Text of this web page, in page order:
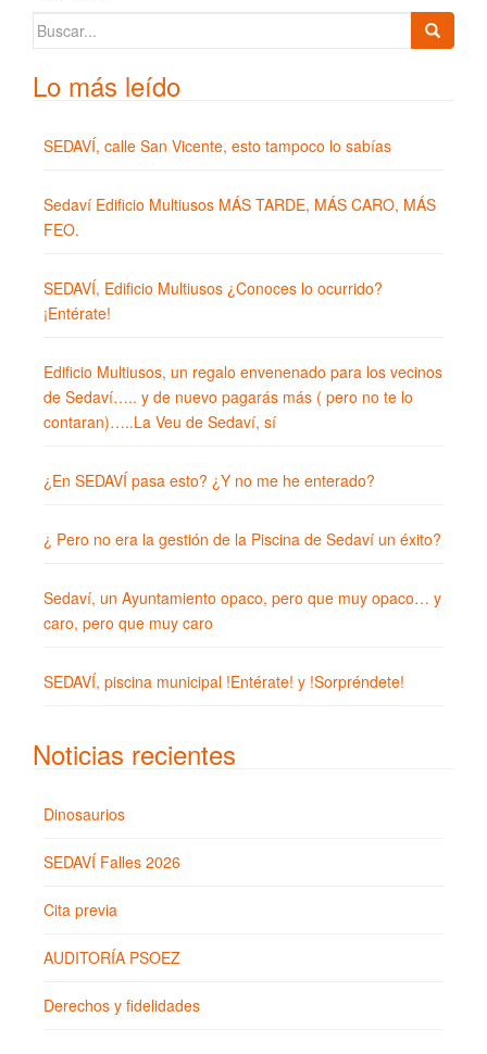
Buscar:
Lo más leído
SEDAVÍ, calle San Vicente, esto tampoco lo sabías
Sedaví Edificio Multiusos MÁS TARDE, MÁS CARO, MÁS
FEO.
SEDAVÍ, Edificio Multiusos ¿Conoces lo ocurrido?
¡Entérate!
Edificio Multiusos, un regalo envenenado para los vecinos
de Sedaví….. y de nuevo pagarás más ( pero no te lo
contaran)…..La Veu de Sedaví, sí
¿En SEDAVÍ pasa esto? ¿Y no me he enterado?
¿ Pero no era la gestión de la Piscina de Sedaví un éxito?
Sedaví, un Ayuntamiento opaco, pero que muy opaco… y
caro, pero que muy caro
SEDAVÍ, piscina municipal !Entérate! y !Sorpréndete!
Noticias recientes
Dinosaurios
SEDAVÍ Falles 2026
Cita previa
AUDITORÍA PSOEZ
Derechos y fidelidades